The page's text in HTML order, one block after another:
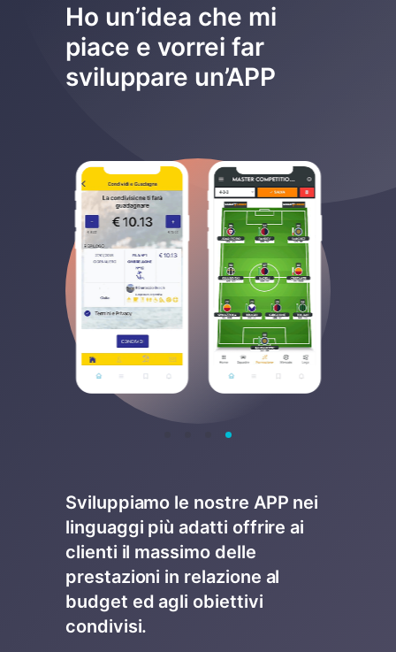
Ho un’idea che mi
piace e vorrei far
sviluppare un’APP
Sviluppiamo le nostre APP nei
linguaggi più adatti offrire ai
clienti il massimo delle
prestazioni in relazione al
budget ed agli obiettivi
condivisi.